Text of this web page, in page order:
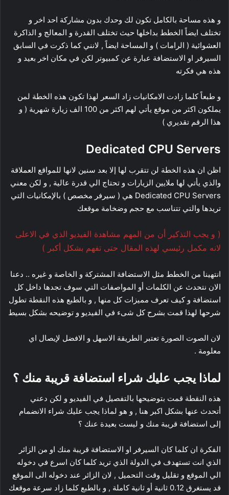
و هذه مساحة بالكامل تكون لك وحدك بدون مشاركة احد اخر و
تختلف ايضاً الخطط بداخلها حيث تختلف القدرة و المعالج و الذاكرة
العشوائية ( الرامات ) و المساحة ايضاً , لانني كما ذكرت في السابق
السيرفر او الاستضافة عبارة عن كمبيوتر لكن في مكان اخر بعيد و
هذه هي فكرته
و طبعاً كلما زادت الامكانيات زاد السعر لهذا تكون هذه الخطة لمن
يملكون اكثر من موقع يأتي لهم اكثر من 100 الف زيارة شهرية ( و
هذا الرقم تقديري )
Dedicated CPU Servers
اظن ان هذه الخطة لن تتقرب لها إلا بعد سنين لانها للمواقع العملاقة
والذي يأتي لها ملايين الزيارات و تحتاج الي قدرة عالية , و لكن معني
Dedicated CPU Servers هي ( سيرفر مخصص ) بالإمكانيات التي
تريدها والتي تتناسب مع حجم وضخامة موقعك
( و يجب التذكير أن من المهم مشاهدة الفيديو الذي في الاعلى
لانه مكمل رئيسي لهذه المقال حتى تفهم بشكل أكبر )
انتهينا من الخطط مثل الاستضافة المشتركة و الخاصة و غيره .. دعنا
الان نتحدث عن الكلمات أو المواصفات التي سوف تجدها داخل كل
استضافة و كيف تعرف مميزات كل منها , و بالطبع هذه النقطة تطول
شرحها لهذا قمت بشرح كل شىء في الفيديو و توضيحه بشكل بسيط
لان الصوت الصورة تعتبر الطريقة الاسهل و الافضل لإيصال اي
معلومة .
لماذا يجب عليك شراء استضافة قريبة منك ؟
هذه النقطة قمت بتوضيحها بالتفصيل في الفيديو و لكن دعني
أتحدث عنها بشكل اكبر هنا , و هو لماذا يجب عليك شراء الانضمام
إلى استضافة قريبة منك و ليست بعيدة عنك ؟
الفكرة ان كلما كان السيرفر او الاستضافة قريبة منك او من الزائر
الذي انت تستهدف في الدولة الذي تريد كلما كان اسرع في دخوله
الي الموقع و تقليل وقت التحميل , لان الزائر عند دخوله الى الموقع
قد يستغرق 0.12 ثانية أو ثانية كاملة , و بالطبع كلما زاد سرعة موقعك